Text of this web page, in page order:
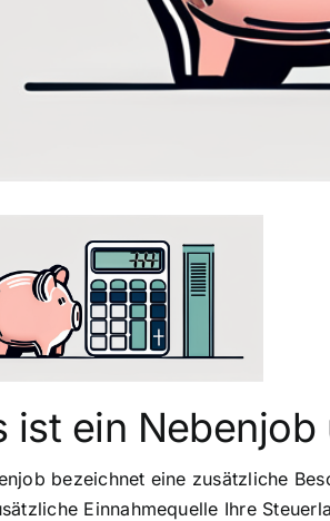
ist ein
bezeichnet eine zusätzliche
Einnahmequelle Ihre